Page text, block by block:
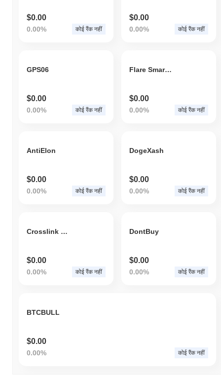
$0.00
0.00% कोई रैंक नहीं
$0.00
0.00% कोई रैंक नहीं
GPS06
$0.00
0.00% कोई रैंक नहीं
Flare Smart Network
$0.00
0.00% कोई रैंक नहीं
AntiElon
$0.00
0.00% कोई रैंक नहीं
DogeXash
$0.00
0.00% कोई रैंक नहीं
Crosslink Protocol
$0.00
0.00% कोई रैंक नहीं
DontBuy
$0.00
0.00% कोई रैंक नहीं
BTCBULL
$0.00
0.00% कोई रैंक नहीं